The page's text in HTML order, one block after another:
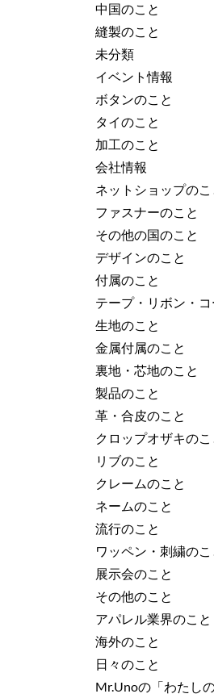
中国のこと
縫製のこと
未分類
イベント情報
ボタンのこと
タイのこと
加工のこと
会社情報
ネットショップのこ
ファスナーのこと
その他の国のこと
デザインのこと
付属のこと
テープ・リボン・
生地のこと
金属付属のこと
裏地・芯地のこと
製品のこと
革・合皮のこと
クロップオザキのこ
リブのこと
クレームのこと
ネームのこと
流行のこと
ワッペン・刺繍のこ
展示会のこと
その他のこと
アパレル業界のこと
海外のこと
日々のこと
Mr.Unoの「わたし